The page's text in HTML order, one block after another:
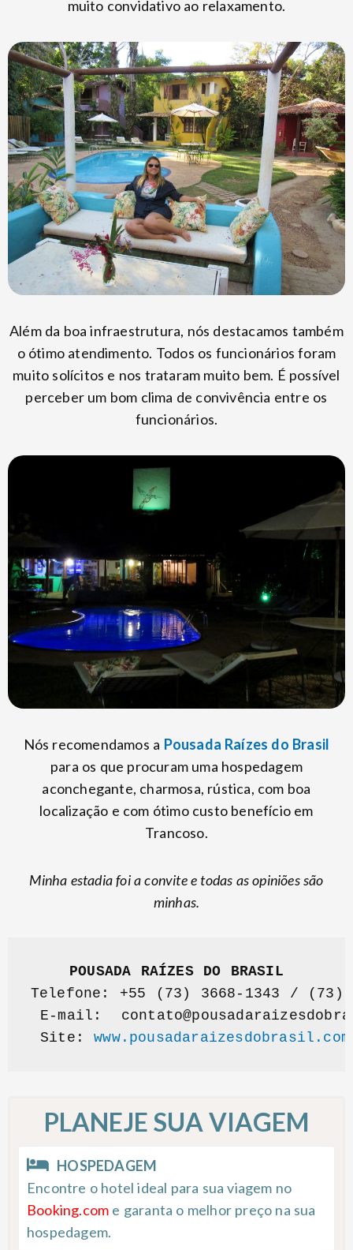
muito convidativo ao relaxamento.
Além da boa infraestrutura, nós destacamos também
o ótimo atendimento. Todos os funcionários foram
muito solícitos e nos trataram muito bem. É possível
perceber um bom clima de convivência entre os
funcionários.
Nós recomendamos a Pousada Raízes do Brasil
para os que procuram uma hospedagem
aconchegante, charmosa, rústica, com boa
localização e com ótimo custo benefício em
Trancoso.
Minha estadia foi a convite e todas as opiniões são
minhas.
POUSADA RAÍZES DO BRASIL
Telefone: +55 (73) 3668-1343 / (73)
E-mail:
Site:
PLANEJE SUA VIAGEM
HOSPEDAGEM
Encontre o hotel ideal para sua viagem no
Booking.com e garanta o melhor preço na sua
hospedagem.